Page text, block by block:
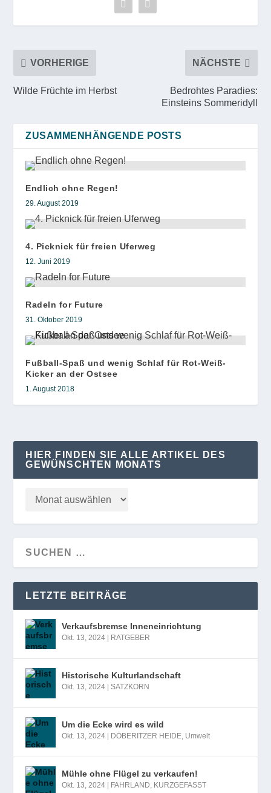
VORHERIGE
Wilde Früchte im Herbst
NÄCHSTE
Bedrohtes Paradies:
Einsteins Sommeridyll
ZUSAMMENHÄNGENDE POSTS
Endlich ohne Regen!
29. August 2019
4. Picknick für freien Uferweg
12. Juni 2019
Radeln for Future
31. Oktober 2019
Fußball-Spaß und wenig Schlaf für Rot-Weiß-
Kicker an der Ostsee
1. August 2018
HIER FINDEN SIE ALLE ARTIKEL DES
GEWÜNSCHTEN MONATS
LETZTE BEITRÄGE
Verkaufsbremse Inneneinrichtung
Okt. 13, 2024 RATGEBER
Historische Kulturlandschaft
Okt. 13, 2024 |SATZKORN
Um die Ecke wird es wild
Okt. 13, 2024 DÖBERITZER HEIDE, Umwelt
Mühle ohne Flügel zu verkaufen!
Okt. 13, 2024 FAHRLAND, KURZGEFASST